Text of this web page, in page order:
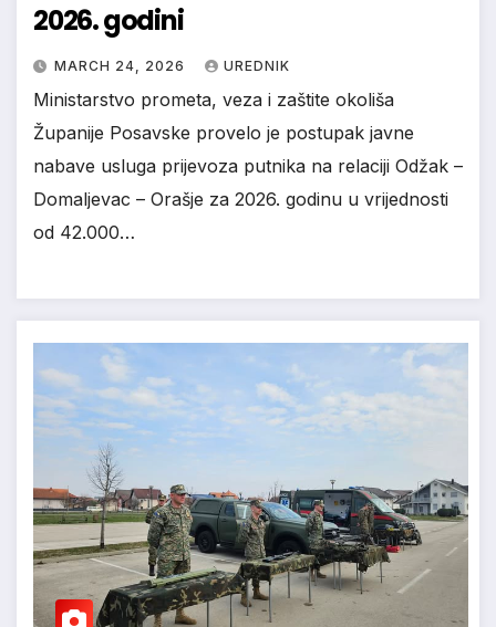
2026. godini
MARCH 24, 2026 UREDNIK
Ministarstvo prometa, veza i zaštite okoliša
Županije Posavske provelo je postupak javne
nabave usluga prijevoza putnika na relaciji Odžak –
Domaljevac – Orašje za 2026. godinu u vrijednosti
od 42.000…